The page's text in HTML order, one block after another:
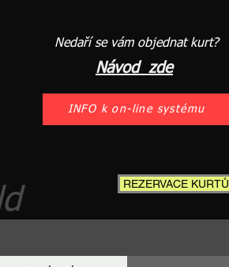
Nedaří se vám objednat kurt?
Návod zde
INFO k on-line systému
REZERVACE KURTŮ